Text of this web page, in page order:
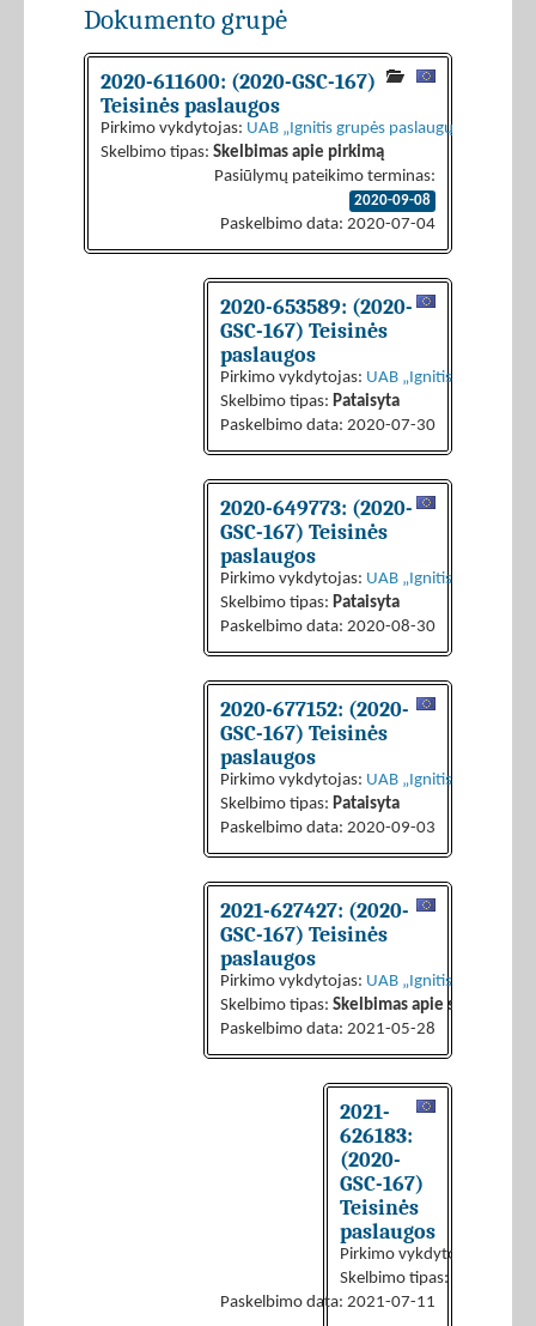
Dokumento grupė
2020-611600: (2020-GSC-167)
Teisinės paslaugos
Pirkimo vykdytojas: UAB „Ignitis grupės paslaugų centras“
Skelbimo tipas: Skelbimas apie pirkimą
Pasiūlymų pateikimo terminas:
2020-09-08
Paskelbimo data: 2020-07-04
2020-653589: (2020-
GSC-167) Teisinės
paslaugos
Pirkimo vykdytojas: UAB „Ignitis grupės
Skelbimo tipas: Pataisyta
Paskelbimo data: 2020-07-30
2020-649773: (2020-
GSC-167) Teisinės
paslaugos
Pirkimo vykdytojas: UAB „Ignitis grupės
Skelbimo tipas: Pataisyta
Paskelbimo data: 2020-08-30
2020-677152: (2020-
GSC-167) Teisinės
paslaugos
Pirkimo vykdytojas: UAB „Ignitis grupės
Skelbimo tipas: Pataisyta
Paskelbimo data: 2020-09-03
2021-627427: (2020-
GSC-167) Teisinės
paslaugos
Pirkimo vykdytojas: UAB „Ignitis grupės
Skelbimo tipas: Skelbimas apie sutarties
Paskelbimo data: 2021-05-28
2021-
626183:
(2020-
GSC-167)
Teisinės
paslaugos
Pirkimo vykdytojas:
Skelbimo tipas:
Paskelbimo data: 2021-07-11